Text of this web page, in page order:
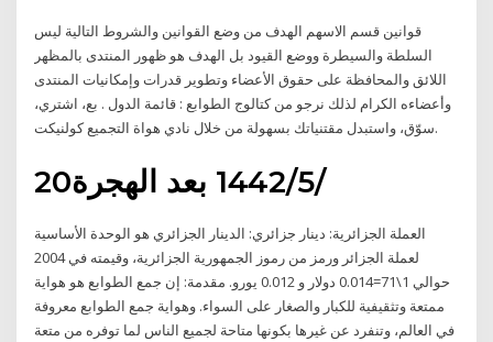
قوانين قسم الاسهم الهدف من وضع القوانين والشروط التالية ليس
السلطة والسيطرة ووضع القيود بل الهدف هو ظهور المنتدى بالمظهر
اللائق والمحافظة على حقوق الأعضاء وتطوير قدرات وإمكانيات المنتدى
وأعضاءه الكرام لذلك نرجو من كتالوج الطوابع : قائمة الدول . بع، اشتري،
سوّق، واستبدل مقتنياتك بسهولة من خلال نادي هواة التجميع كولنيكت.
20‏‏/5‏‏/1442 بعد الهجرة
العملة الجزائرية: دينار جزائري: الدينار الجزائري هو الوحدة الأساسية
لعملة الجزائر ورمز من رموز الجمهورية الجزائرية، وقيمته في 2004
حوالي 1\71=0.014 دولار و 0.012 يورو. مقدمة: إن جمع الطوابع هو هواية
ممتعة وتثقيفية للكبار والصغار على السواء. وهواية جمع الطوابع معروفة
في العالم، وتنفرد عن غيرها بكونها متاحة لجميع الناس لما توفره من متعة